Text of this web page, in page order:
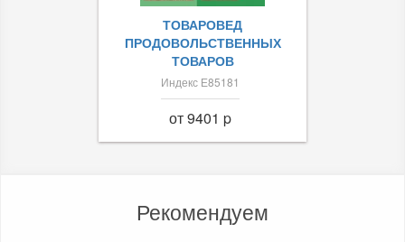
ТОВАРОВЕД
ПРОДОВОЛЬСТВЕННЫХ
ТОВАРОВ
Индекс Е85181
от 9401 p
Рекомендуем